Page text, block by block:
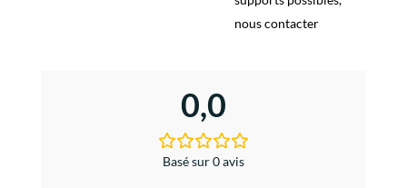
nous contacter
0,0
Basé sur 0 avis